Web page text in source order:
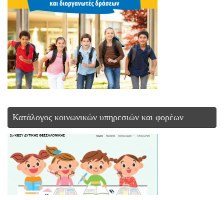
Κατάλογος κοινωνικών υπηρεσιών και φορέων